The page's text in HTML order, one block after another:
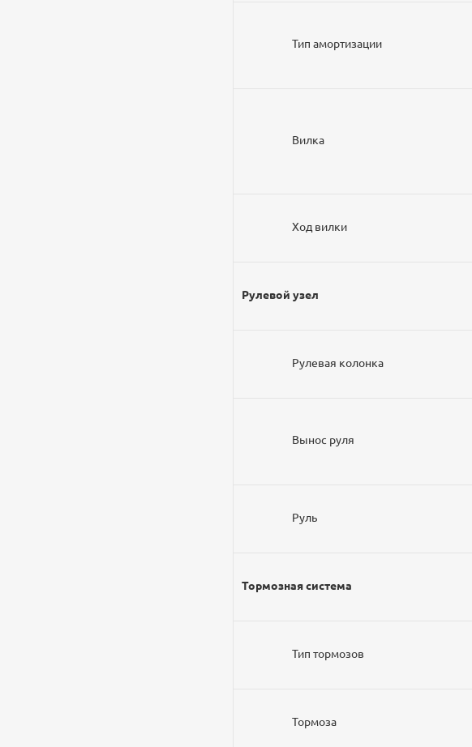
Тип амортизации
Вилка
Ход вилки
Рулевой узел
Рулевая колонка
Вынос руля
Руль
Тормозная система
Тип тормозов
Тормоза